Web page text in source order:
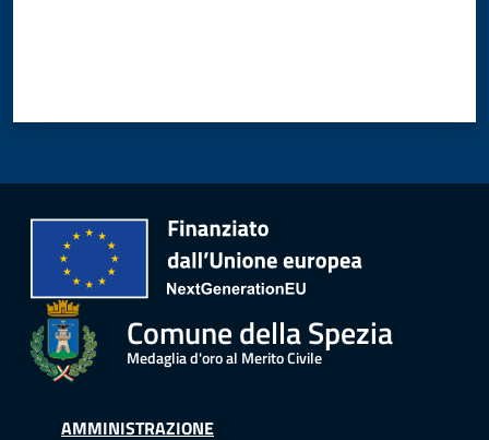
Comune della Spezia
Medaglia d'oro al Merito Civile
AMMINISTRAZIONE